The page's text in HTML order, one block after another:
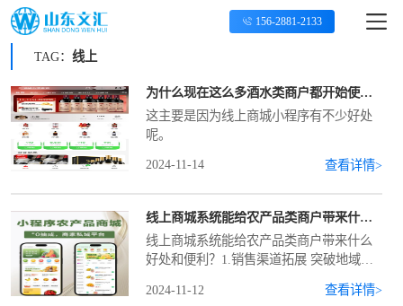
156-2881-2133
TAG： 线上
为什么现在这么多酒水类商户都开始使用线上商城小程序了？
这主要是因为线上商城小程序有不少好处
呢。
2024-11-14 查看详情>
线上商城系统能给农产品类商户带来什么好处和便利？
线上商城系统能给农产品类商户带来什么
好处和便利？1.销售渠道拓展 突破地域限
全国乃至全球。比如偏远山区的特色农产
2024-11-12 查看详情>